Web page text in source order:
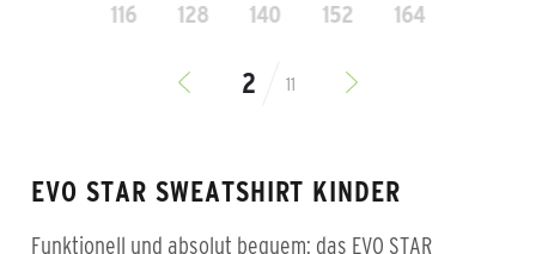
116 128 140 152 164
11
EVO STAR SWEATSHIRT KINDER
Funktionell und absolut bequem: das EVO STAR